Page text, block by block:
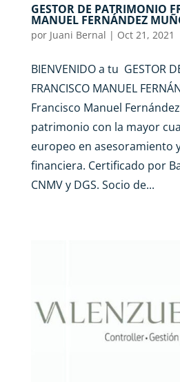
GESTOR DE PATRIMONIO
MANUEL FERNÁNDEZ
por Juani Bernal | Oct 21, 2021
BIENVENIDO a tu GESTOR
FRANCISCO MANUEL
Francisco Manuel
patrimonio con la mayor
europeo en asesoramiento
financiera. Certificado por
CNMV y DGS. Socio de...